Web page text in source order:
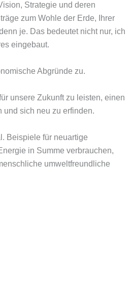
Strategie und deren
zum Wohle der Erde, Ihrer
je. Das bedeutet nicht nur, ich
eingebaut.
Abgründe zu.
unsere Zukunft zu leisten, einen
und sich neu zu erfinden.
Beispiele für neuartige
in Summe verbrauchen,
umweltfreundliche